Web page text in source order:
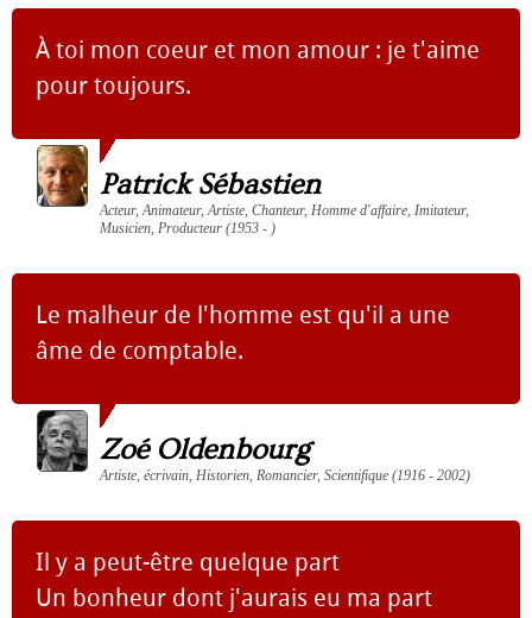
À toi mon coeur et mon amour : je t'aime
pour toujours.
Patrick Sébastien
Acteur, Animateur, Artiste, Chanteur, Homme d'affaire, Imitateur,
Musicien, Producteur (1953 - )
Le malheur de l'homme est qu'il a une
âme de comptable.
Zoé Oldenbourg
Artiste, écrivain, Historien, Romancier, Scientifique (1916 - 2002)
Il y a peut-être quelque part
Un bonheur dont j'aurais eu ma part